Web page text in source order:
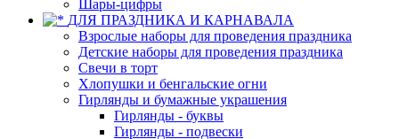
Шары-цифры
ДЛЯ ПРАЗДНИКА И КАРНАВАЛА
Взрослые наборы для проведения праздника
Детские наборы для проведения праздника
Свечи в торт
Хлопушки и бенгальские огни
Гирлянды и бумажные украшения
Гирлянды - буквы
Гирлянды - подвески